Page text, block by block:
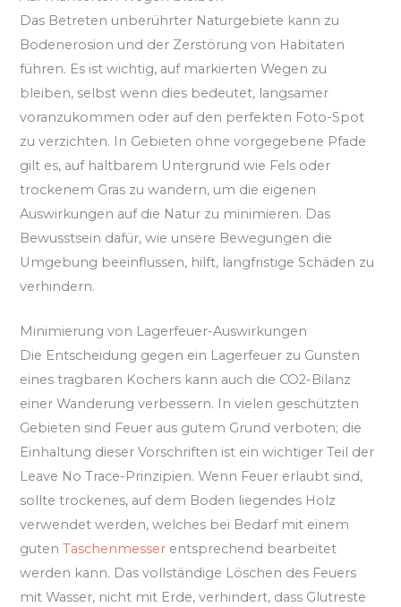
Das Betreten unberührter Naturgebiete kann zu
Bodenerosion und der Zerstörung von Habitaten
führen. Es ist wichtig, auf markierten Wegen zu
bleiben, selbst wenn dies bedeutet, langsamer
voranzukommen oder auf den perfekten Foto-Spot
zu verzichten. In Gebieten ohne vorgegebene Pfade
gilt es, auf haltbarem Untergrund wie Fels oder
trockenem Gras zu wandern, um die eigenen
Auswirkungen auf die Natur zu minimieren. Das
Bewusstsein dafür, wie unsere Bewegungen die
Umgebung beeinflussen, hilft, langfristige Schäden zu
verhindern.
Minimierung von Lagerfeuer-Auswirkungen
Die Entscheidung gegen ein Lagerfeuer zu Gunsten
eines tragbaren Kochers kann auch die CO2-Bilanz
einer Wanderung verbessern. In vielen geschützten
Gebieten sind Feuer aus gutem Grund verboten; die
Einhaltung dieser Vorschriften ist ein wichtiger Teil der
Leave No Trace-Prinzipien. Wenn Feuer erlaubt sind,
sollte trockenes, auf dem Boden liegendes Holz
verwendet werden, welches bei Bedarf mit einem
gutenTaschenmesser entsprechend bearbeitet
werden kann. Das vollständige Löschen des Feuers
mit Wasser, nicht mit Erde, verhindert, dass Glutreste